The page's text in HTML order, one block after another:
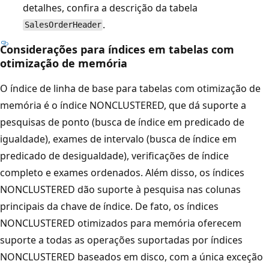
detalhes, confira a descrição da tabela
SalesOrderHeader .
Considerações para índices em tabelas com
otimização de memória
O índice de linha de base para tabelas com otimização de
memória é o índice NONCLUSTERED, que dá suporte a
pesquisas de ponto (busca de índice em predicado de
igualdade), exames de intervalo (busca de índice em
predicado de desigualdade), verificações de índice
completo e exames ordenados. Além disso, os índices
NONCLUSTERED dão suporte à pesquisa nas colunas
principais da chave de índice. De fato, os índices
NONCLUSTERED otimizados para memória oferecem
suporte a todas as operações suportadas por índices
NONCLUSTERED baseados em disco, com a única exceção